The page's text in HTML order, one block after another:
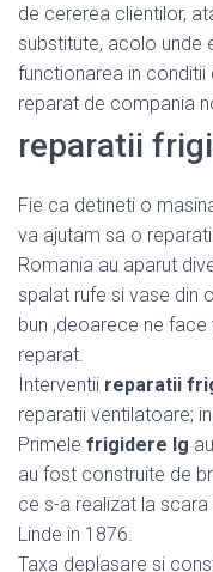
de cererea clientilor,
substitute, acolo unde
functionarea in
reparat de compania
reparatii
Fie ca detineti o
va ajutam sa o
Romania au aparut
spalat rufe si vase din
bun ,deoarece ne
reparat.
Interventii reparatii
reparatii ventilatoare;
Primele frigidere lg
au fost construite de
ce s-a realizat la
Linde in 1876.
Taxa deplasare si